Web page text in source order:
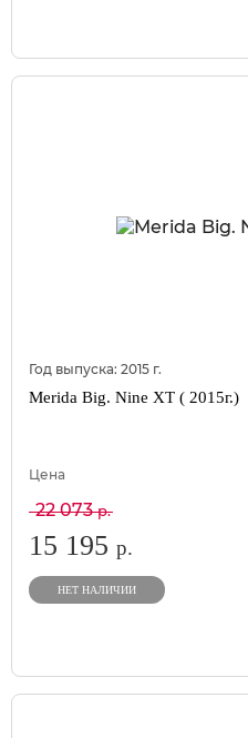
Год выпуска: 2015 г.
Merida Big. Nine XT ( 2015г.)
Цена
22 073р.
15 195 р.
НЕТ НАЛИЧИИ